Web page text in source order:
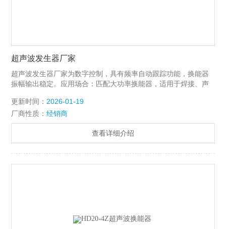
超声波发生器厂家
超声波发生器厂家为数字控制，具有频率自动跟踪功能，换能器
振幅输出稳定。应用场合：匹配大功率换能器，适用于焊接、声
率自动扫描跟踪 前后面板功能图：
更新时间： 2026-01-19
厂商性质：经销商
查看详细介绍